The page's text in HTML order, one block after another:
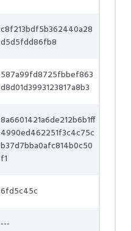
c8f213bdf5b362440a28
d5d5fdd86fb8
587a99fd8725fbbef863
d8d01d3993123817a8b3
8a6601421a6de212b6b1ff
4990ed462251f3c4c75c
b37d7bba0afc814b0c50
f1
6fd5c45c
---